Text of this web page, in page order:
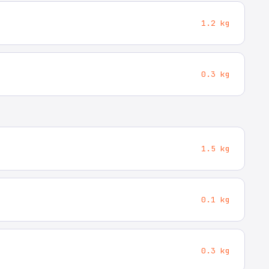
1.2 kg
0.3 kg
1.5 kg
0.1 kg
0.3 kg